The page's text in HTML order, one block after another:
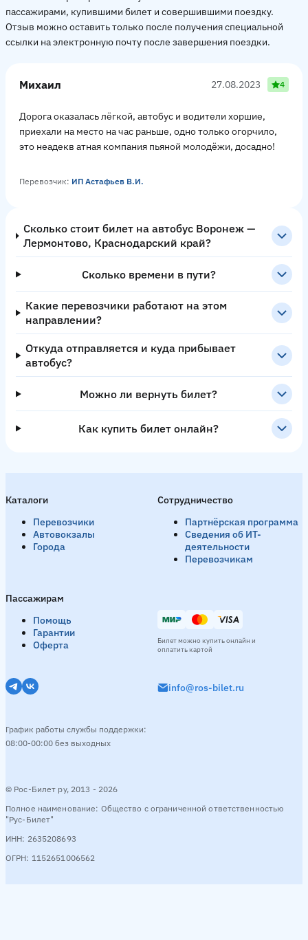
пассажирами, купившими билет и совершившими поездку.
Отзыв можно оставить только после получения специальной
ссылки на электронную почту после завершения поездки.
Михаил 27.08.2023 4
Дорога оказалась лёгкой, автобус и водители хоршие,
приехали на место на час раньше, одно только огорчило,
это неадекв атная компания пьяной молодёжи, досадно!
Перевозчик: ИП Астафьев В.И.
Сколько стоит билет на автобус Воронеж —
Лермонтово, Краснодарский край?
Сколько времени в пути?
Какие перевозчики работают на этом
направлении?
Откуда отправляется и куда прибывает
автобус?
Можно ли вернуть билет?
Как купить билет онлайн?
Каталоги
Перевозчики
Автовокзалы
Города
Пассажирам
Помощь
Гарантии
Оферта
Сотрудничество
Партнёрская программа
Сведения об ИТ-
деятельности
Перевозчикам
© Рос-Билет ру, 2013 - 2026
Полное наименование: Общество с ограниченной ответственностью
"Рус-Билет"
ИНН: 2635208693
ОГРН: 1152651006562
info@ros-bilet.ru
График работы службы поддержки:
08:00-00:00 без выходных
Билет можно купить онлайн и
оплатить картой